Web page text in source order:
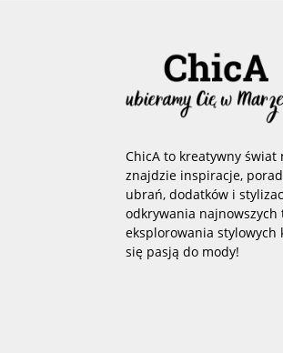
ChicA to kreatywny świat
znajdzie inspiracje,
ubrań, dodatków i
odkrywania najnowszych
eksplorowania
się pasją do mody!